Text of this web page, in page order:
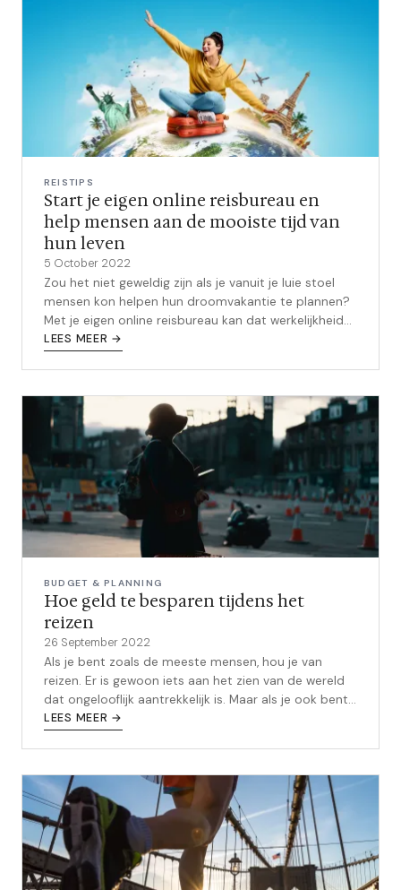
REISTIPS
Start je eigen online reisbureau en
help mensen aan de mooiste tijd van
hun leven
5 October 2022
Zou het niet geweldig zijn als je vanuit je luie stoel
mensen kon helpen hun droomvakantie te plannen?
Met je eigen online reisbureau kan dat werkelijkheid
worden! In dit bericht g...
LEES MEER →
BUDGET & PLANNING
Hoe geld te besparen tijdens het
reizen
26 September 2022
Als je bent zoals de meeste mensen, hou je van
reizen. Er is gewoon iets aan het zien van de wereld
dat ongelooflijk aantrekkelijk is. Maar als je ook bent
zoals de meeste mannen, ...
LEES MEER →